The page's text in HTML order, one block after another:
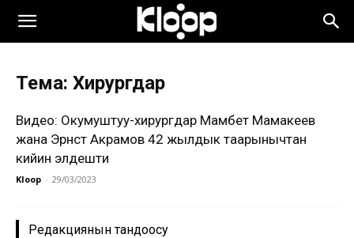
Тема: Хирургдар
Видео: Окумуштуу-хирургдар Мамбет Мамакеев
жана Эрнст Акрамов 42 жылдык таарынычтан
кийин элдешти
Kloop - 29/03/2023
Редакциянын тандоосу